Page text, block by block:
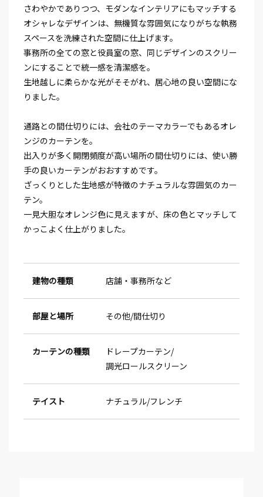
さわやかでありつつ、モダンなインテリアにもマッチする
オシャレなデザインは、無機質な雰囲気になりがちな執務
スペースを洗練された空間に仕上げます。
事務所の全ての窓と役員室の窓、同じデザインのスクリー
ンにすることで統一感を清潔感を。
生地越しに柔らかな光がそそがれ、居心地の良い空間にな
りました。
通路との間仕切りには、会社のテーマカラーでもあるオレ
ンジのカーテンを。
出入りが多く開閉頻度が高い場所の間仕切りには、使い勝
手の良いカーテンがおおすすめです。
ざっくりとした生地感が特徴のナチュラルな雰囲気のカー
テン。
一見大胆なオレンジ色に見えますが、床の色とマッチして
かっこよく仕上がりました。
建物の種類 店舗・事務所など
部屋と場所 その他 間仕切り
カーテンの種類
ドレープカーテン
調光ロールスクリーン
テイスト ナチュラル フレンチ